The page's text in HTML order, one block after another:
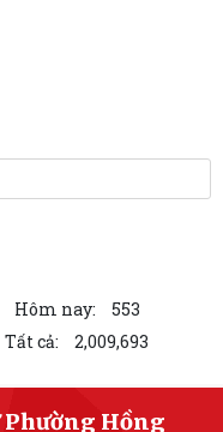
ĐƠN VỊ, DOANH NGHIỆP VÀ
THƯƠNG...
UBMTQ Việt Nam phường
siêu các Bà mẹ Việt Nam
UBMTQ Việt Nam phường
THIỆN NGUYỆN GIA ĐÌNH